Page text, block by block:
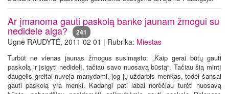
Ar įmanoma gauti paskolą banke jaunam žmogui su
nedidele alga? 241
Ugnė RAUDYTĖ, 2011 02 01 | Rubrika: Miestas
Turbūt ne vienas jaunas žmogus susimąsto: „Kaip gerai būtų gauti
paskolą ir įsigyti nedidelį, tačiau savo nuosavą būstą“. Tačiau šią mintį
daugelis greitai nuveja manydami, jog jų uždarbis menkas, todėl šansai
gauti paskolą yra menki. Kadangi pati labai norėčiau turėti nuosavą